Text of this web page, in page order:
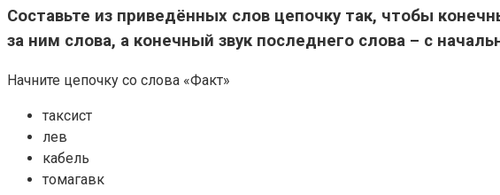
Составьте из приведённых слов цепочку так, чтобы
за ним слова, а конечный звук последнего слова – с
Начните цепочку со слова «Факт»
таксист
лев
кабель
томагавк